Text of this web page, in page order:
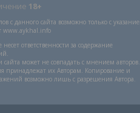
18+
с данного сайта возможно только с
www.aykhal.info
ответственности за содержание
может не совпадать с мнением авторов.
принадлежат их Авторам. Копирование и
возможно лишь с разрешения Автора.